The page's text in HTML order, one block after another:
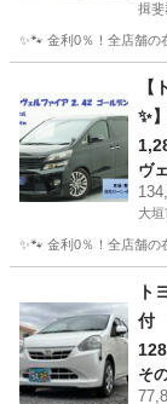
揖斐
✨🐾 金利0％！全店舗
✨
抜
ヴ
大垣
✨🐾 金利0％！全店舗
ト
付
ト
デ
そ